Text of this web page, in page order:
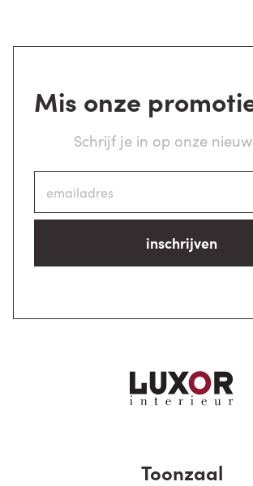
Mis onze
Schrijf je in op onze
inschrijven
Toonzaal